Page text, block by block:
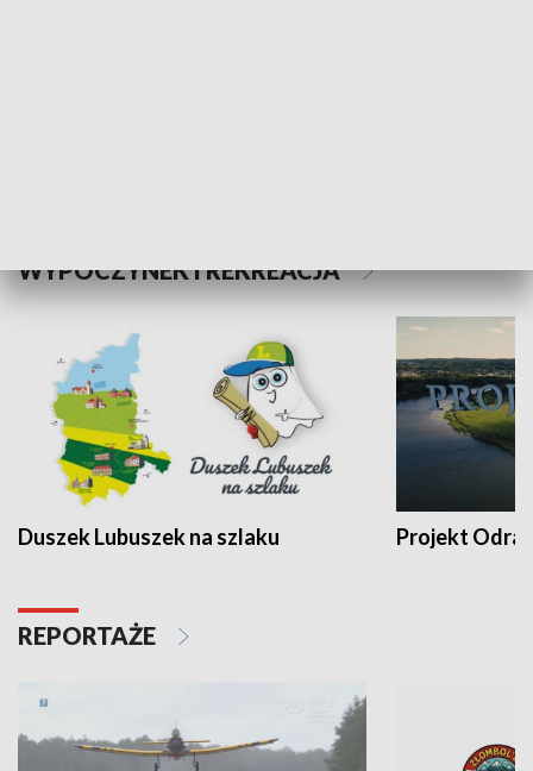
WYPOCZYNEK I REKREACJA
Duszek Lubuszek na szlaku Projekt Odra
REPORTAŻE